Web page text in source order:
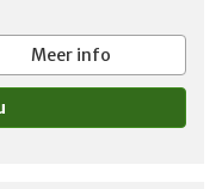
Meer info